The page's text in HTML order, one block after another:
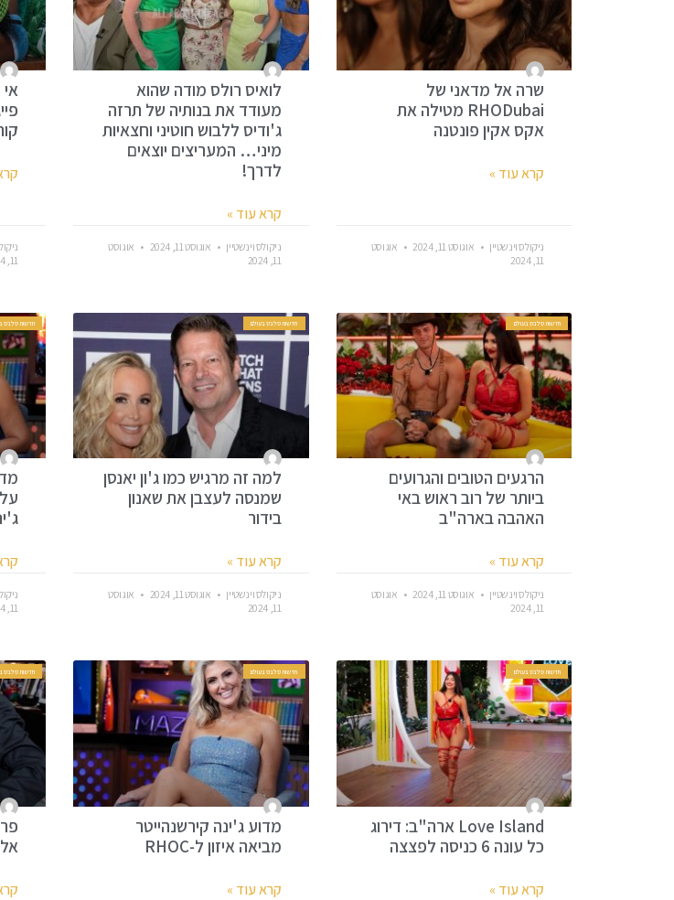
שרה אל מדאני של
RHODubai מטילה את
אקס אקין פונטנה
קרא עוד »
ניקולס וינשטיין אוגוסט 11, 2024
אוגוסט
11, 2024
לואיס רולס מודה שהוא
מעודד את בנותיה של תרזה
ג'ודיס ללבוש חוטיני וחצאיות
מיני… המעריצים יוצאים
לדרך!
קרא עוד »
ניקולס וינשטיין אוגוסט 11, 2024
אוגוסט
11, 2024
11, 2024
חדשות סלבס בעולם
הרגעים הטובים והגרועים
ביותר של רוב ראוש באי
האהבה בארה"ב
קרא עוד »
ניקולס וינשטיין אוגוסט 11, 2024
אוגוסט
11, 2024
חדשות סלבס בעולם
למה זה מרגיש כמו ג'ון יאנסן
שמנסה לעצבן את שאנון
בידור
קרא עוד »
ניקולס וינשטיין אוגוסט 11, 2024
אוגוסט
11, 2024
חדשות סלבס
11, 2024
חדשות סלבס בעולם
Love Island ארה"ב: דירוג
כל עונה 6 כניסה לפצצה
קרא עוד »
חדשות סלבס בעולם
מדוע ג'ינה קירשנהייטר
מביאה איזון ל-RHOC
קרא עוד »
חדשות סלבס